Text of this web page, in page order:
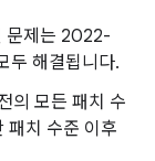
문제는 2022-
두 해결됩니다.
의 모든 패치 수
치 수준 이후